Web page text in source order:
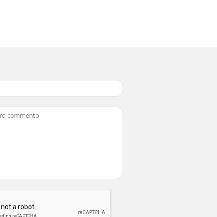
uso y consérvelo para posteriores
exclusivamente para la preparación de
calentar durante 30 minutos como